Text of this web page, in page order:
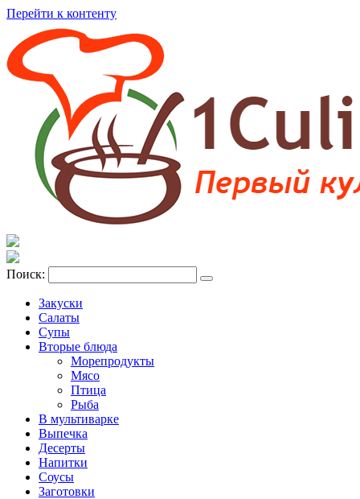
Перейти к контенту
Поиск:
Закуски
Салаты
Супы
Вторые блюда
Морепродукты
Мясо
Птица
Рыба
В мультиварке
Выпечка
Десерты
Напитки
Соусы
Заготовки